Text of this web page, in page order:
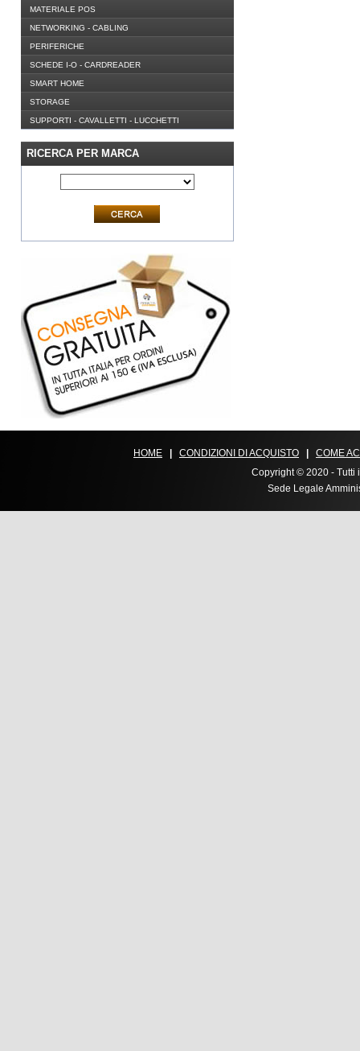
MATERIALE POS
NETWORKING - CABLING
PERIFERICHE
SCHEDE I-O - CARDREADER
SMART HOME
STORAGE
SUPPORTI - CAVALLETTI - LUCCHETTI
RICERCA PER MARCA
HOME CONDIZIONI DI ACQUISTO
COME
Copyright © 2020 - Tutti
Sede Legale